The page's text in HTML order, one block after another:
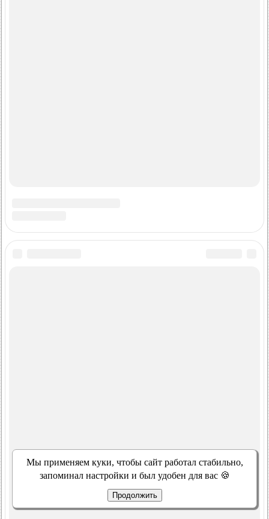
Мы применяем куки, чтобы сайт работал стабильно,
запоминал настройки и был удобен для вас 🍪
Продолжить